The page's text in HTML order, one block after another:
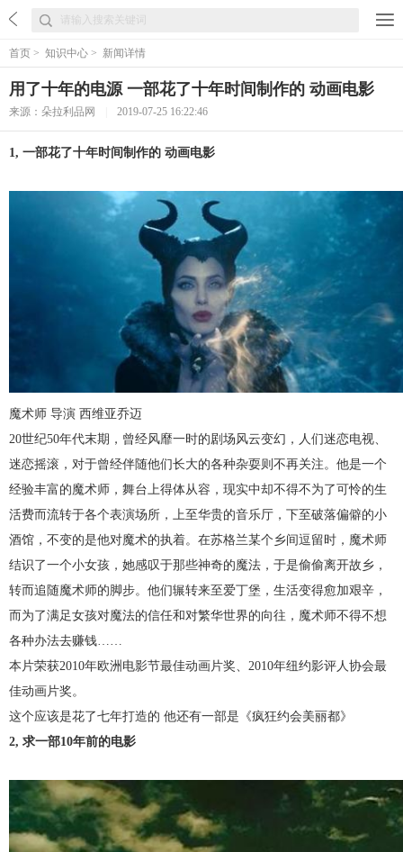
首页 > 知识中心 > 新闻详情
用了十年的电源 一部花了十年时间制作的 动画电影
来源：朵拉利品网 2019-07-25 16:22:46
1, 一部花了十年时间制作的 动画电影
魔术师 导演 西维亚乔迈
20世纪50年代末期，曾经风靡一时的剧场风云变幻，人们迷恋电视、
迷恋摇滚，对于曾经伴随他们长大的各种杂耍则不再关注。他是一个
经验丰富的魔术师，舞台上得体从容，现实中却不得不为了可怜的生
活费而流转于各个表演场所，上至华贵的音乐厅，下至破落偏僻的小
酒馆，不变的是他对魔术的执着。在苏格兰某个乡间逗留时，魔术师
结识了一个小女孩，她感叹于那些神奇的魔法，于是偷偷离开故乡，
转而追随魔术师的脚步。他们辗转来至爱丁堡，生活变得愈加艰辛，
而为了满足女孩对魔法的信任和对繁华世界的向往，魔术师不得不想
各种办法去赚钱……
本片荣获2010年欧洲电影节最佳动画片奖、2010年纽约影评人协会最
佳动画片奖。
这个应该是花了七年打造的 他还有一部是《疯狂约会美丽都》
2, 求一部10年前的电影